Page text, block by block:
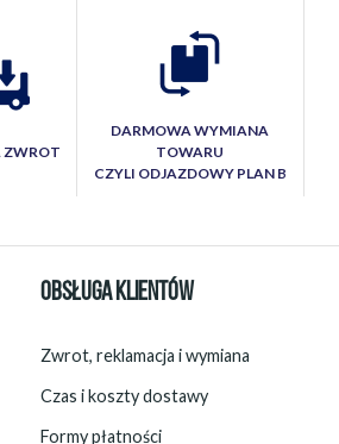
ZWROT
DARMOWA WYMIANA
TOWARU
CZYLI ODJAZDOWY PLAN B
OBSŁUGA KLIENTÓW
Zwrot, reklamacja i wymiana
Czas i koszty dostawy
Formy płatności